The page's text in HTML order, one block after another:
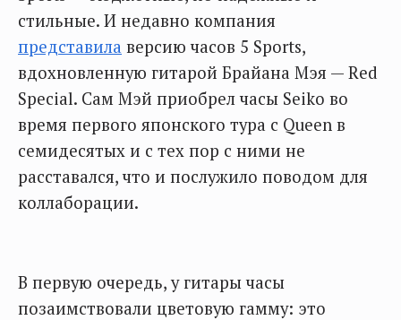
стильные. И недавно компания
представила версию часов 5 Sports,
вдохновленную гитарой Брайана Мэя — Red
Special. Сам Мэй приобрел часы Seiko во
время первого японского тура с Queen в
семидесятых и с тех пор с ними не
расставался, что и послужило поводом для
коллаборации.
В первую очередь, у гитары часы
позаимствовали цветовую гамму: это